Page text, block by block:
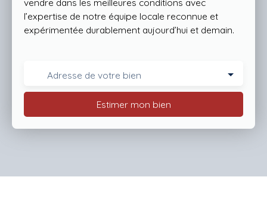
vendre dans les meilleures conditions avec
l’expertise de notre équipe locale reconnue et
expérimentée durablement aujourd’hui et demain.
Adresse de votre bien
Estimer mon bien